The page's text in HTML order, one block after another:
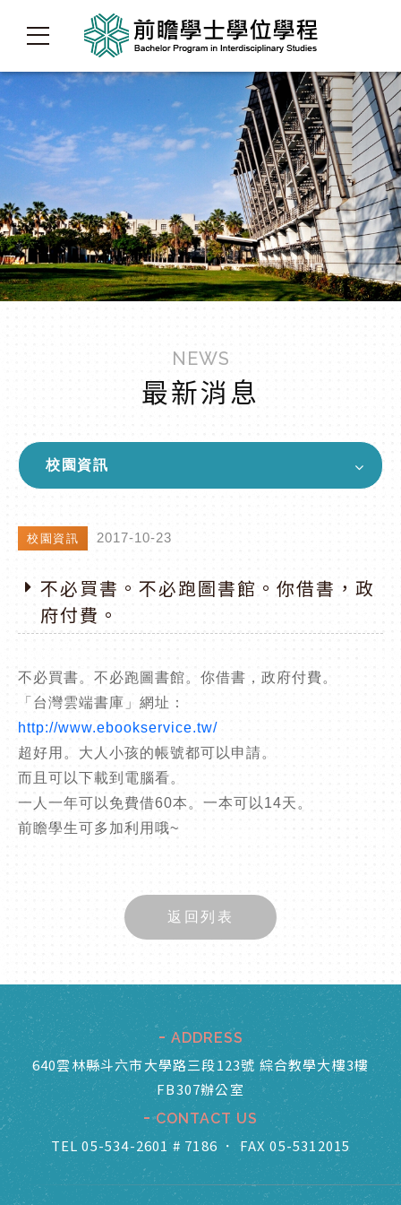
NEWS
最新消息
校園資訊
校園資訊 2017-10-23
不必買書。不必跑圖書館。你借書，政
府付費。
不必買書。不必跑圖書館。你借書，政府付費。
「台灣雲端書庫」網址：
http://www.ebookservice.tw/
超好用。大人小孩的帳號都可以申請。
而且可以下載到電腦看。
一人一年可以免費借60本。一本可以14天。
前瞻學生可多加利用哦~
返回列表
ADDRESS
640雲林縣斗六市大學路三段123號 綜合教學大樓3樓
FB307辦公室
CONTACT US
TEL 05-534-2601 # 7186 ． FAX 05-5312015